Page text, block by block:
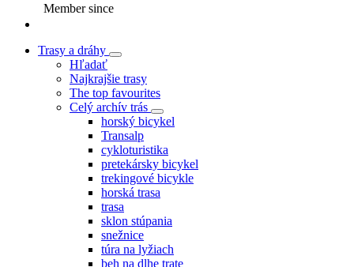
Member since
Trasy a dráhy
Hľadať
Najkrajšie trasy
The top favourites
Celý archív trás
horský bicykel
Transalp
cykloturistika
pretekársky bicykel
trekingové bicykle
horská trasa
trasa
sklon stúpania
snežnice
túra na lyžiach
beh na dlhe trate